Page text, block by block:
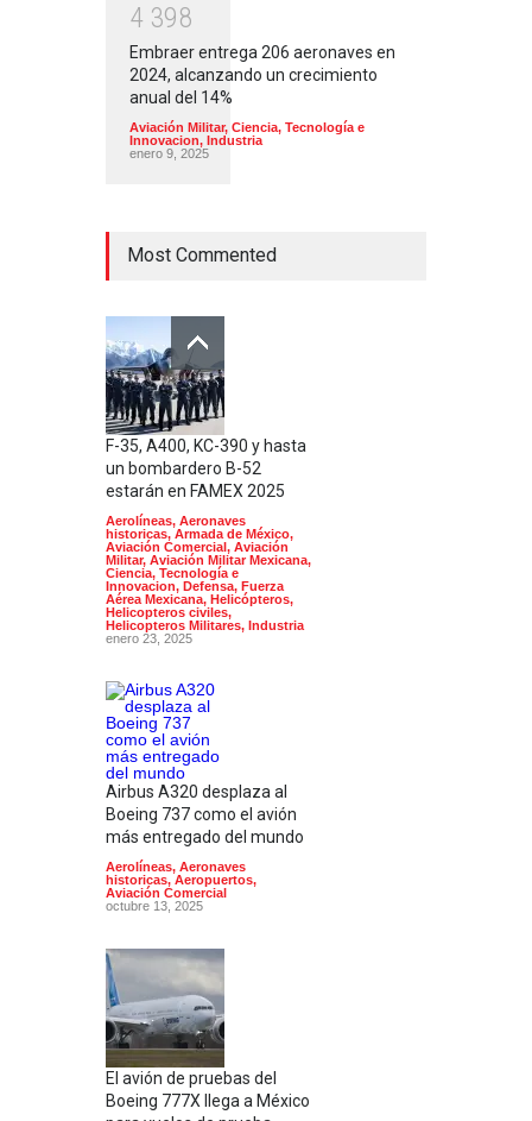
4 398
Embraer entrega 206 aeronaves en
2024, alcanzando un crecimiento
anual del 14%
Aviación Militar, Ciencia, Tecnología e
Innovacion, Industria
enero 9, 2025
Most Commented
F-35, A400, KC-390 y hasta
un bombardero B-52
estarán en FAMEX 2025
Aerolíneas, Aeronaves
historicas, Armada de México,
Aviación Comercial, Aviación
Militar, Aviación Militar Mexicana,
Ciencia, Tecnología e
Innovacion, Defensa, Fuerza
Aérea Mexicana, Helicópteros,
Helicopteros civiles,
Helicopteros Militares, Industria
enero 23, 2025
Airbus A320 desplaza al
Boeing 737 como el avión
más entregado del mundo
Aerolíneas, Aeronaves
historicas, Aeropuertos,
Aviación Comercial
octubre 13, 2025
El avión de pruebas del
Boeing 777X llega a México